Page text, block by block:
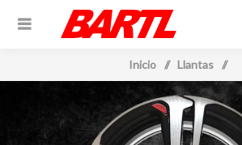
Inicio / Llantas /